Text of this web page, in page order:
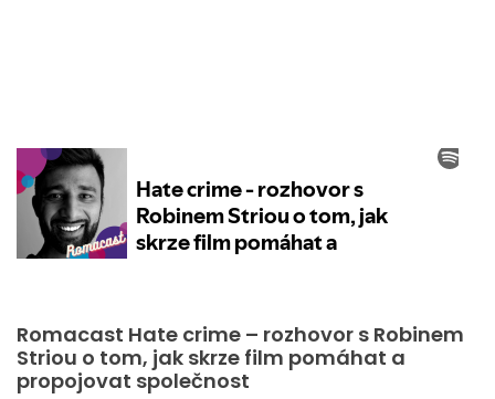
Romacast Hate crime – rozhovor s Robinem
Striou o tom, jak skrze film pomáhat a
propojovat společnost